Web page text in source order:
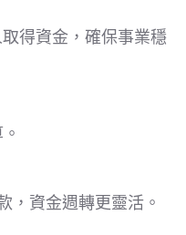
得資金，確保事業穩
，資金週轉更靈活。